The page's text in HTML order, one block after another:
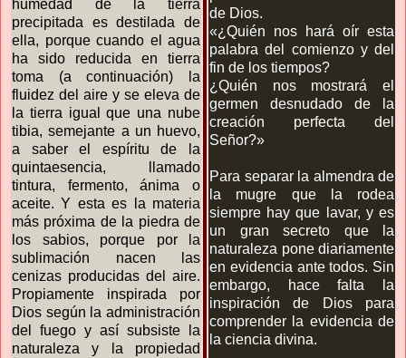
humedad de la tierra
precipitada es destilada de
ella, porque cuando el agua
ha sido reducida en tierra
toma (a continuación) la
fluidez del aire y se eleva de
la tierra igual que una nube
tibia, semejante a un huevo,
a saber el espíritu de la
quintaesencia, llamado
tintura, fermento, ánima o
aceite. Y esta es la materia
más próxima de la piedra de
los sabios, porque por la
sublimación nacen las
cenizas producidas del aire.
Propiamente inspirada por
Dios según la administración
del fuego y así subsiste la
naturaleza y la propiedad
de Dios.
«¿Quién nos hará oír esta
palabra del comienzo y del
fin de los tiempos?
¿Quién nos mostrará el
germen desnudado de la
creación perfecta del
Señor?»
Para separar la almendra de
la mugre que la rodea
siempre hay que lavar, y es
un gran secreto que la
naturaleza pone diariamente
en evidencia ante todos. Sin
embargo, hace falta la
inspiración de Dios para
comprender la evidencia de
la ciencia divina.